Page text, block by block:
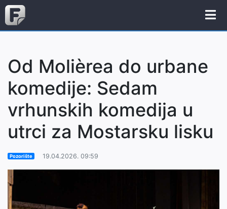
Od Molièrea do urbane
komedije: Sedam
vrhunskih komedija u
utrci za Mostarsku lisku
Pozorište 19.04.2026. 09:59